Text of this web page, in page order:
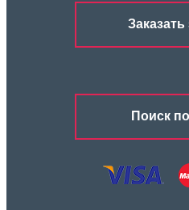
Заказать
Поиск